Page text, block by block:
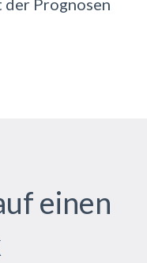
Pro­gno­sen
einen